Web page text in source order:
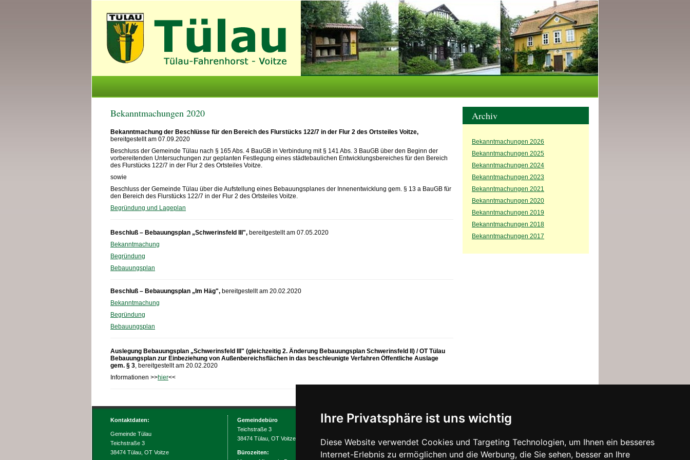
Ihre Privatsphäre ist uns wichtig
Diese Website verwendet Cookies und Targeting Technologien, um Ihnen ein besseres
Internet-Erlebnis zu ermöglichen und die Werbung, die Sie sehen, besser an Ihre
Bekanntmachungen 2020
Bekanntmachung der Beschlüsse für den Bereich des Flurstücks 122/7 in der Flur 2 des Ortsteiles Voitze,
bereitgestellt am 07.09.2020
Beschluss der Gemeinde Tülau nach § 165 Abs. 4 BauGB in Verbindung mit § 141 Abs. 3 BauGB über den Beginn der
vorbereitenden Untersuchungen zur geplanten Festlegung eines städtebaulichen Entwicklungsbereiches für den Bereich
des Flurstücks 122/7 in der Flur 2 des Ortsteiles Voitze.
sowie
Beschluss der Gemeinde Tülau über die Aufstellung eines Bebauungsplanes der Innenentwicklung gem. § 13 a BauGB für
den Bereich des Flurstücks 122/7 in der Flur 2 des Ortsteiles Voitze.
Begründung und Lageplan
Beschluß – Bebauungsplan „Schwerinsfeld III", bereitgestellt am 07.05.2020
Bekanntmachung
Begründung
Bebauungsplan
Beschluß – Bebauungsplan „Im Häg", bereitgestellt am 20.02.2020
Bekanntmachung
Begründung
Bebauungsplan
Auslegung Bebauungsplan „Schwerinsfeld III" (gleichzeitig 2. Änderung Bebauungsplan Schwerinsfeld II) / OT Tülau
Bebauungsplan zur Einbeziehung von Außenbereichsflächen in das beschleunigte Verfahren Öffentliche Auslage
gem. § 3, bereitgestellt am 20.02.2020
Informationen >>hier<<
Archiv
Bekanntmachungen 2026
Bekanntmachungen 2025
Bekanntmachungen 2024
Bekanntmachungen 2023
Bekanntmachungen 2021
Bekanntmachungen 2020
Bekanntmachungen 2019
Bekanntmachungen 2018
Bekanntmachungen 2017
Kontaktdaten:
Gemeinde Tülau
Teichstraße 3
38474 Tülau, OT Voitze
KontaktI AnfahrtIImpressumI DatenschutzISitemap
Niedersachsen, 4 Kilometer entfernt von der Grenze zu Sachsen-Anhalt und rund
20 km nördlich von Wolfsburg. Die Kreisstadt Gifhorn befindet sich 25 km in
Gemeindebüro
Teichstraße 3
38474 Tülau, OT Voitze
Bürozeiten: